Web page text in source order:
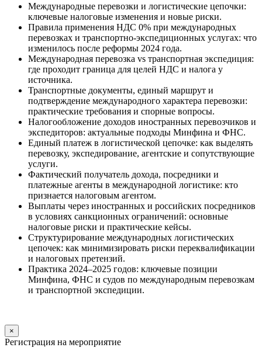
Международные перевозки и логистические цепочки:
ключевые налоговые изменения и новые риски.
Правила применения НДС 0% при международных
перевозках и транспортно-экспедиционных услугах: что
изменилось после реформы 2024 года.
Международная перевозка vs транспортная экспедиция:
где проходит граница для целей НДС и налога у
источника.
Транспортные документы, единый маршрут и
подтверждение международного характера перевозки:
практические требования и спорные вопросы.
Налогообложение доходов иностранных перевозчиков и
экспедиторов: актуальные подходы Минфина и ФНС.
Единый платеж в логистической цепочке: как выделять
перевозку, экспедирование, агентские и сопутствующие
услуги.
Фактический получатель дохода, посредники и
платежные агенты в международной логистике: кто
признается налоговым агентом.
Выплаты через иностранных и российских посредников
в условиях санкционных ограничений: основные
налоговые риски и практические кейсы.
Структурирование международных логистических
цепочек: как минимизировать риски переквалификации
и налоговых претензий.
Практика 2024–2025 годов: ключевые позиции
Минфина, ФНС и судов по международным перевозкам
и транспортной экспедиции.
×
Регистрация на мероприятие